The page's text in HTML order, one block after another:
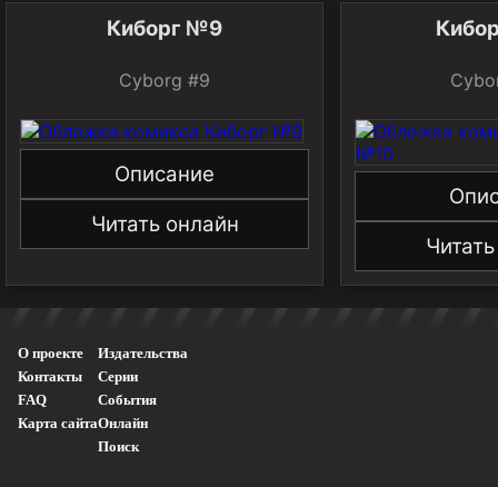
Киборг №9
Cyborg #9
Описание
Читать онлайн
О проекте
Контакты
FAQ
Карта сайта
Издательства
Серии
События
Онлайн
Поиск